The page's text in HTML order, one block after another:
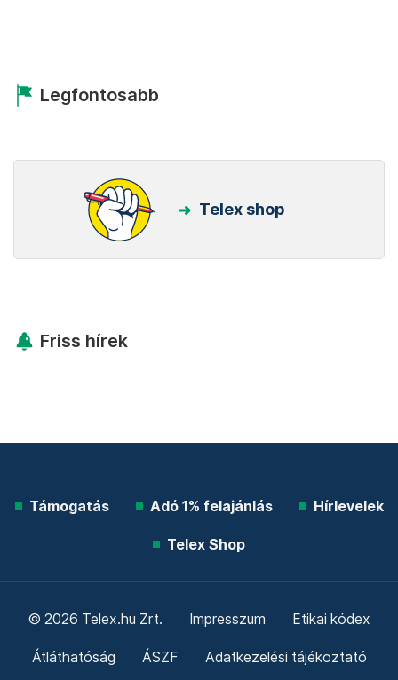
Legfontosabb
Telex shop
Friss hírek
Támogatás Adó 1% felajánlás Hírlevelek
Telex Shop
© 2026 Telex.hu Zrt. Impresszum Etikai kódex
Átláthatóság ÁSZF Adatkezelési tájékoztató